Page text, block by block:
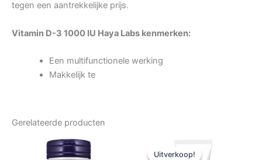
tegen een aantrekkelijke prijs.
Vitamin D-3 1000 IU Haya Labs kenmerken:
Een multifunctionele werking
Makkelijk te
Gerelateerde producten
Uitverkoop!
Uitverkoop!